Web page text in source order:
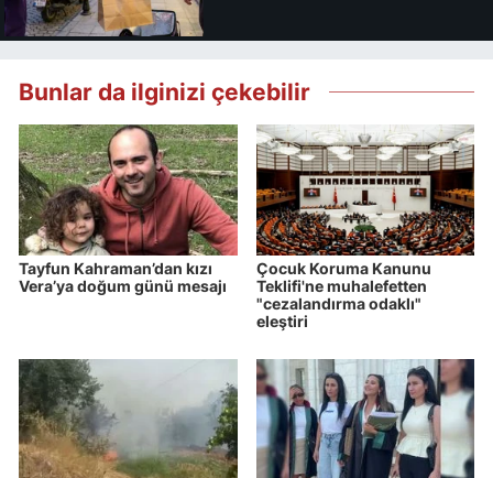
Bunlar da ilginizi çekebilir
Tayfun Kahraman’dan kızı
Vera’ya doğum günü mesajı
Çocuk Koruma Kanunu
Teklifi'ne muhalefetten
"cezalandırma odaklı"
eleştiri